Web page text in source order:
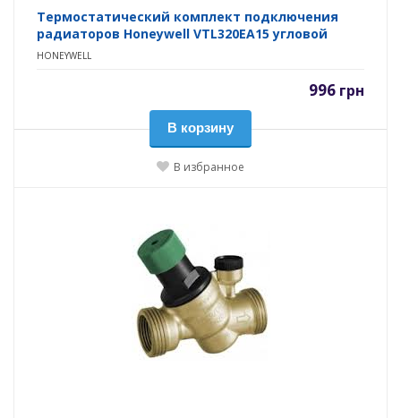
Термостатический комплект подключения
радиаторов Honeywell VTL320EA15 угловой
HONEYWELL
996 грн
В корзину
В избранное